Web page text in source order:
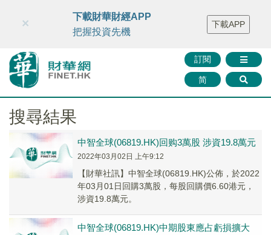
財華智庫網 FINTV FINMETA 財華證券 媒體矩陣
智庫沙龍
聯絡我們
訂閱
简
×
下載財華財經APP
把握投資先機
下載APP
搜尋結果
中智全球(06819.HK)回购3萬股 涉資19.8萬元
2022年03月02日 上午9:12
【財華社訊】中智全球(06819.HK)公佈，於2022
年03月01日回購3萬股，每股回購價6.60港元，
涉資19.8萬元。
中智全球(06819.HK)中期股東應占虧損擴大